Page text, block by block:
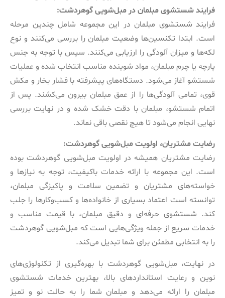
فرایند شستشوی مبلمان در مبل‌شویی گوهردشت:
فرایند شستشوی مبلمان در این مجموعه شامل چندین مرحله
است. ابتدا تکنسین‌ها وضعیت مبلمان را بررسی می‌کنند و نوع
لکه‌ها و میزان آلودگی را ارزیابی می‌کنند. سپس با توجه به جنس
پارچه یا چرم مبلمان، مواد شوینده مناسب انتخاب شده و عملیات
شستشو آغاز می‌شود. دستگاه‌های پیشرفته با فشار بخار و مکش
قوی، تمامی آلودگی‌ها را از عمق مبلمان بیرون می‌کشند. پس از
اتمام شستشو، مبلمان با دقت خشک شده و در نهایت بررسی
نهایی انجام می‌شود تا هیچ نقصی باقی نماند.
رضایت مشتریان، اولویت مبل‌شویی گوهردشت:
رضایت مشتریان همیشه در اولویت مبل‌شویی گوهردشت بوده
است. این مجموعه با ارائه خدمات باکیفیت، توجه به نیازها و
خواسته‌های مشتریان و تضمین سلامت و پاکیزگی مبلمان،
توانسته است اعتماد بسیاری از خانواده‌ها و کسب‌وکارها را جلب
کند. شستشوی حرفه‌ای و دقیق مبلمان، با قیمت مناسب و
خدمات سریع از جمله ویژگی‌هایی است که مبل‌شویی گوهردشت
را به انتخابی مطمئن برای شما تبدیل می‌کند.
در نهایت، مبل‌شویی گوهردشت با بهره‌گیری از تکنولوژی‌های
نوین و رعایت استانداردهای بالا، بهترین خدمات شستشوی
مبلمان را ارائه می‌دهد و مبلمان شما را به حالت نو و تمیز